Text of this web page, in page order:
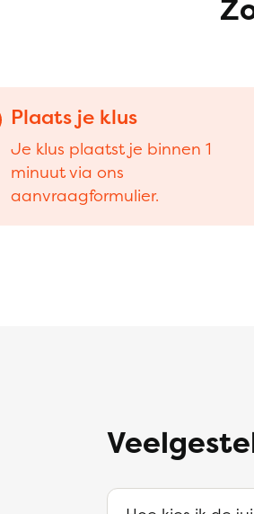
Plaats je klus
Je klus plaatst je binnen 1
minuut via ons
aanvraagformulier.